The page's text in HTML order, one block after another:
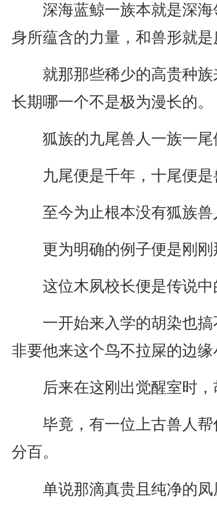
深海蓝鲸一族本就是深海
身所蕴含的力量，和兽形就
就那那些稀少的高贵种族
长期哪一个不是极为漫长的。
狐族的九尾兽人一族一尾
九尾便是千年，十尾便是
至今为止根本没有狐族兽
更为明确的例子便是刚刚
这位木夙校长便是传说中
一开始来入学的胡染也搞
非要他来这个鸟不拉屎的边
后来在这刚出觉醒室时，
毕竟，有一位上古兽人帮
分百。
单说那滴真贵且纯净的凤